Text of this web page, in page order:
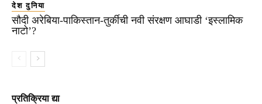
देश दुनिया
सौदी अरेबिया-पाकिस्तान-तुर्कीची नवी संरक्षण आघाडी ‘इस्लामिक
नाटो’?
प्रतिक्रिया द्या